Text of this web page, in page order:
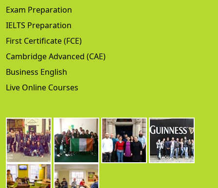
Exam Preparation
IELTS Preparation
First Certificate (FCE)
Cambridge Advanced (CAE)
Business English
Live Online Courses